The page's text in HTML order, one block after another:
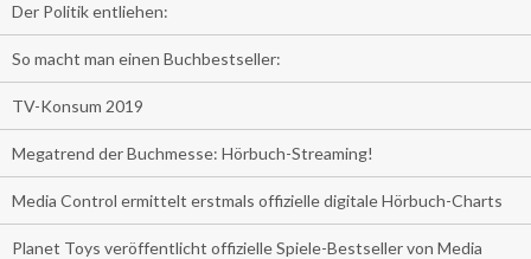
Der Politik entliehen:
So macht man einen Buchbestseller:
TV-Konsum 2019
Megatrend der Buchmesse: Hörbuch-Streaming!
Media Control ermittelt erstmals offizielle digitale Hörbuch-Charts
Planet Toys veröffentlicht offizielle Spiele-Bestseller von Media